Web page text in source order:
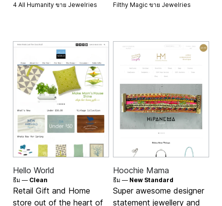
4 All Humanity ขาย Jewelries Filthy Magic ขาย Jewelries
Hello World
ธีม — Clean
Retail Gift and Home
store out of the heart of
Hoochie Mama
ธีม — New Standard
Super awesome designer
statement jewellery and